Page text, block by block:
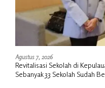
Agustus 7, 2026
Revitalisasi Sekolah di
Sebanyak 33 Sekolah Sudah